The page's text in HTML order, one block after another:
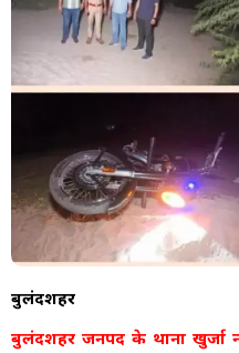
बुलंदशहर
बुलंदशहर जनपद के थाना खुर्जा